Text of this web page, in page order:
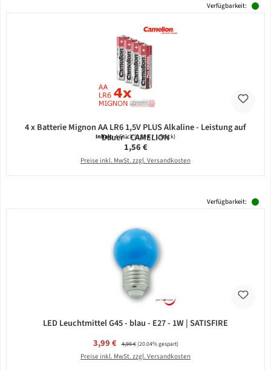
Verfügbarkeit:
4 x Batterie Mignon AA LR6 1,5V PLUS Alkaline - Leistung auf
Dauer - CAMELION
Inhalt:4 Stück(0,39 € / 1 Stück)
Regulärer Preis:
1,56 €
Preise inkl. MwSt. zzgl. Versandkosten
Verfügbarkeit:
LED Leuchtmittel G45 - blau - E27 - 1W | SATISFIRE
Verkaufspreis:
3,99 € Regulärer Preis:
4,99 €(20.04% gespart)
Preise inkl. MwSt. zzgl. Versandkosten